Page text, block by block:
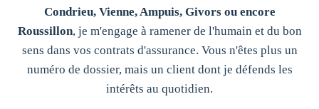
Condrieu, Vienne, Ampuis, Givors ou encore
Roussillon, je m'engage à ramener de l'humain et du bon
sens dans vos contrats d'assurance. Vous n'êtes plus un
numéro de dossier, mais un client dont je défends les
intérêts au quotidien.